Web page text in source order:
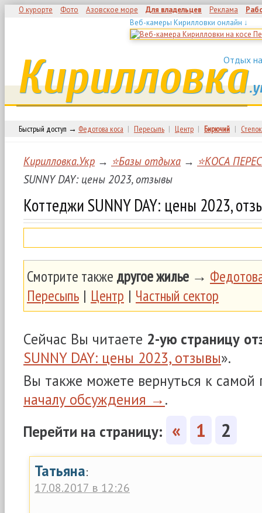
О курорте Фото Азовское море Для владельцев Реклама
Веб-камеры Кирилловки онлайн ↓
Отдых
Кирилловка
Быстрый доступ → Федотова коса | Пересыпь | Центр | Бирючий | Степок
Кирилловка.Укр → ⭐Базы отдыха → ⭐КОСА
SUNNY DAY: цены 2023, отзывы
Коттеджи SUNNY DAY: цены 2023,
Смотрите также другое жилье →
Пересыпь | Центр | Частный сектор
Сейчас Вы читаете 2-ую страницу
SUNNY DAY: цены 2023, отзывы».
Вы также можете вернуться к самой
началу обсуждения →.
Перейти на страницу: « 1 2
Татьяна:
17.08.2017 в 12:26